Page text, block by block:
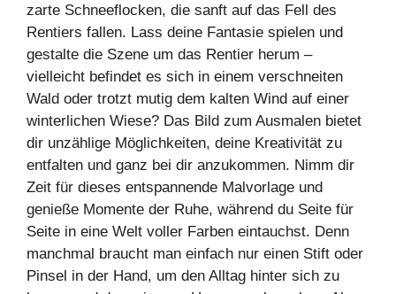
zarte Schneeflocken, die sanft auf das Fell des
Rentiers fallen. Lass deine Fantasie spielen und
gestalte die Szene um das Rentier herum –
vielleicht befindet es sich in einem verschneiten
Wald oder trotzt mutig dem kalten Wind auf einer
winterlichen Wiese? Das Bild zum Ausmalen bietet
dir unzählige Möglichkeiten, deine Kreativität zu
entfalten und ganz bei dir anzukommen. Nimm dir
Zeit für dieses entspannende Malvorlage und
genieße Momente der Ruhe, während du Seite für
Seite in eine Welt voller Farben eintauchst. Denn
manchmal braucht man einfach nur einen Stift oder
Pinsel in der Hand, um den Alltag hinter sich zu